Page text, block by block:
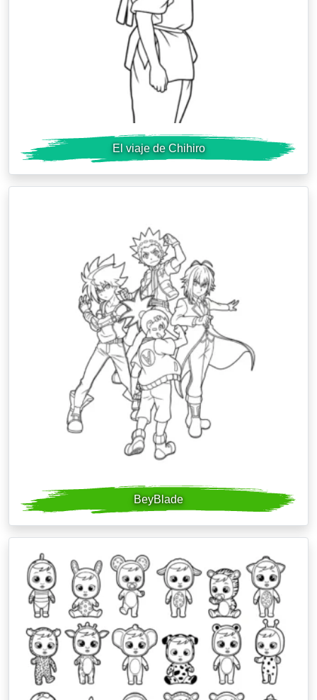
El viaje de Chihiro
BeyBlade